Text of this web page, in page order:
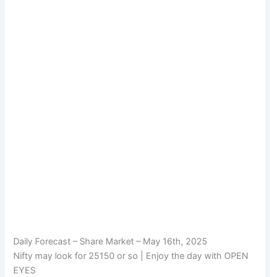
Daily Forecast – Share Market – May 16th, 2025
Nifty may look for 25150 or so | Enjoy the day with OPEN
EYES